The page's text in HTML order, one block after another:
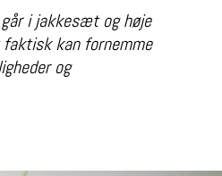
i jakkesæt og høje
kan fornemme
og